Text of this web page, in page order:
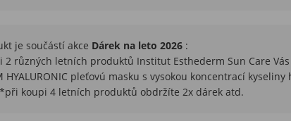
je součástí akce Dárek na leto 2026 :
2 různých letních produktů Institut Esthederm Sun Care
HYALURONIC pleťovú masku s vysokou koncentrací
*při koupi 4 letních produktů obdržíte 2x dárek atd.